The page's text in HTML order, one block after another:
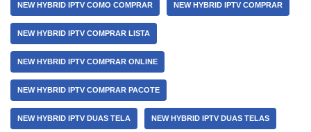
NEW HYBRID IPTV COMO COMPRAR NEW HYBRID IPTV COMPRAR
NEW HYBRID IPTV COMPRAR LISTA
NEW HYBRID IPTV COMPRAR ONLINE
NEW HYBRID IPTV COMPRAR PACOTE
NEW HYBRID IPTV DUAS TELA NEW HYBRID IPTV DUAS TELAS